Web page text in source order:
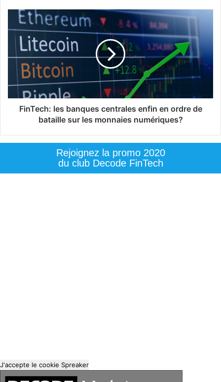
FinTech: les banques centrales enfin en ordre de
bataille sur les monnaies numériques?
Rejoignez la promo 2020
du club Decode FinTech
J'accepte le cookie Spreaker